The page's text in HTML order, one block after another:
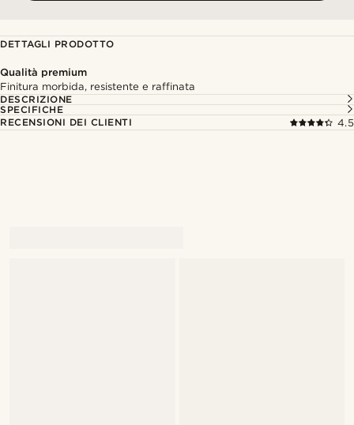
DETTAGLI PRODOTTO
Qualità premium
Finitura morbida, resistente e raffinata
DESCRIZIONE
SPECIFICHE
RECENSIONI DEI CLIENTI
4.5